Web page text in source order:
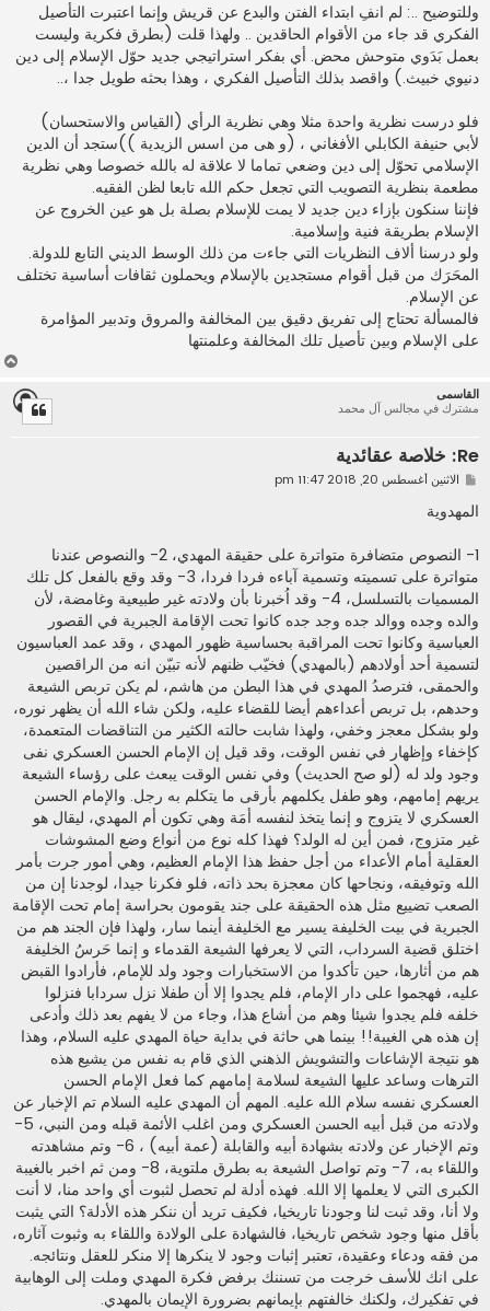
وللتوضيح ..: لم انفِ ابتداء الفتن والبدع عن قريش وإنما اعتبرت التأصيل
الفكري قد جاء من الأقوام الحاقدين .. ولهذا قلت (بطرق فكرية وليست
بعمل بَدَوي متوحش محض. أي بفكر استراتيجي جديد حوّل الإسلام إلى دين
دنيوي خبيث.) واقصد بذلك التأصيل الفكري ، وهذا بحثه طويل جدا ،..
فلو درست نظرية واحدة مثلا وهي نظرية الرأي (القياس والاستحسان)
لأبي حنيفة الكابلي الأفغاني ، (و هى من اسس الزيدية ))ستجد أن الدين
الإسلامي تحوّل إلى دين وضعي تماما لا علاقة له بالله خصوصا وهي نظرية
مطعمة بنظرية التصويب التي تجعل حكم الله تابعا لظن الفقيه.
فإننا سنكون بإزاء دين جديد لا يمت للإسلام بصلة بل هو عين الخروج عن
الإسلام بطريقة فنية وإسلامية.
ولو درسنا ألاف النظريات التي جاءت من ذلك الوسط الديني التابع للدولة.
المحَرَك من قبل أقوام مستجدين بالإسلام ويحملون ثقافات أساسية تختلف
عن الإسلام.
فالمسألة تحتاج إلى تفريق دقيق بين المخالفة والمروق وتدبير المؤامرة
على الإسلام وبين تأصيل تلك المخالفة وعلمنتها
القاسمى
مشترك في مجالس آل محمد
Re: خلاصة عقائدية
م
ر
ة
الاثنين أغسطس 20, 2018 11:47 pm
المهدوية
1- النصوص متضافرة متواترة على حقيقة المهدي، 2- والنصوص عندنا
متواترة على تسميته وتسمية آباءه فردا فردا، 3- وقد وقع بالفعل كل تلك
المسميات بالتسلسل، 4- وقد اُخبرنا بأن ولادته غير طبيعية وغامضة، لأن
والده وجده ووالد جده وجد جده كانوا تحت الإقامة الجبرية في القصور
العباسية وكانوا تحت المراقبة بحساسية ظهور المهدي ، وقد عمد العباسيون
لتسمية أحد أولادهم (بالمهدي) فخيّب ظنهم لأنه تبيّن انه من الراقصين
والحمقى، فترصدُ المهدي في هذا البطن من هاشم، لم يكن تربص الشيعة
وحدهم، بل تربص أعداءهم أيضا للقضاء عليه، ولكن شاء الله أن يظهر نوره،
ولو بشكل معجز وخفي، ولهذا شابت حالته الكثير من التناقضات المتعمدة،
كإخفاء وإظهار في نفس الوقت، وقد قيل إن الإمام الحسن العسكري نفى
وجود ولد له (لو صح الحديث) وفي نفس الوقت يبعث على رؤساء الشيعة
يريهم إمامهم، وهو طفل يكلمهم بأرقى ما يتكلم به رجل. والإمام الحسن
العسكري لا يتزوج و إنما يتخذ لنفسه أمَة وهي تكون أم المهدي، ليقال هو
غير متزوج، فمن أين له الولد؟ فهذا كله نوع من أنواع وضع المشوشات
العقلية أمام الأعداء من أجل حفظ هذا الإمام العظيم، وهي أمور جرت بأمر
الله وتوفيقه، ونجاحها كان معجزة بحد ذاته، فلو فكرنا جيدا، لوجدنا إن من
الصعب تضييع مثل هذه الحقيقة على جند يقومون بحراسة إمام تحت الإقامة
الجبرية في بيت الخليفة يسير مع الخليفة أينما سار، ولهذا فإن الجند هم من
اختلق قضية السرداب، التي لا يعرفها الشيعة القدماء و إنما حَرسُ الخليفة
هم من أثارها، حين تأكدوا من الاستخبارات وجود ولد للإمام، فأرادوا القبض
عليه، فهجموا على دار الإمام، فلم يجدوا إلا أن طفلا نزل سردابا فنزلوا
خلفه فلم يجدوا شيئا وهم من أشاع هذا، وجاء من لا يفهم بعد ذلك وأدعى
إن هذه هي الغيبة!! بينما هي حاثة في بداية حياة المهدي عليه السلام، وهذا
هو نتيجة الإشاعات والتشويش الذهني الذي قام به نفس من يشيع هذه
الترهات وساعد عليها الشيعة لسلامة إمامهم كما فعل الإمام الحسن
العسكري نفسه سلام الله عليه. المهم أن المهدي عليه السلام تم الإخبار عن
ولادته من قبل أبيه الحسن العسكري ومن اغلب الأئمة قبله ومن النبي، 5-
وتم الإخبار عن ولادته بشهادة أبيه والقابلة (عمة أبيه) ، 6- وتم مشاهدته
واللقاء به، 7- وتم تواصل الشيعة به بطرق ملتوية، 8- ومن ثم اخبر بالغيبة
الكبرى التي لا يعلمها إلا الله. فهذه أدلة لم تحصل لثبوت أي واحد منا، لا أنت
ولا أنا، وقد ثبت لنا وجودنا تاريخيا، فكيف تريد أن ننكر هذه الأدلة؟ التي يثبت
بأقل منها وجود شخص تاريخيا، فالشهادة على الولادة واللقاء به وثبوت آثاره،
من فقه ودعاء وعقيدة، تعتبر إثبات وجود لا ينكرها إلا منكر للعقل ونتائجه.
على انك للأسف خرجت من تسننك برفض فكرة المهدي وملت إلى الوهابية
في تفكيرك، ولكنك خالفتهم بإيمانهم بضرورة الإيمان بالمهدي.